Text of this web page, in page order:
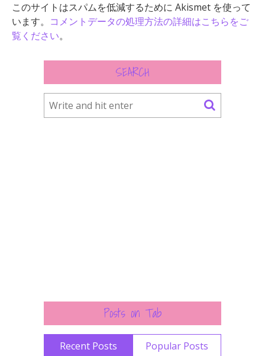
このサイトはスパムを低減するために Akismet を使って
います。 コメントデータの処理方法の詳細はこちらをご
覧ください。
SEARCH
Posts on Tab
Recent Posts
Popular Posts